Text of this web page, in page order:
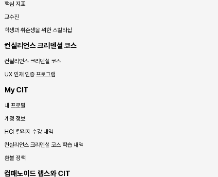
핵심 지표
교수진
학생과 취준생을 위한 스칼라십
컨실리언스 크리덴셜 코스
컨실리언스 크리덴셜 코스
UX 인재 인증 프로그램
My CIT
내 프로필
계정 정보
HCI 칼리지 수강 내역
컨실리언스 크리덴셜 코스 학습 내역
환불 정책
컴패노이드 랩스와 CIT